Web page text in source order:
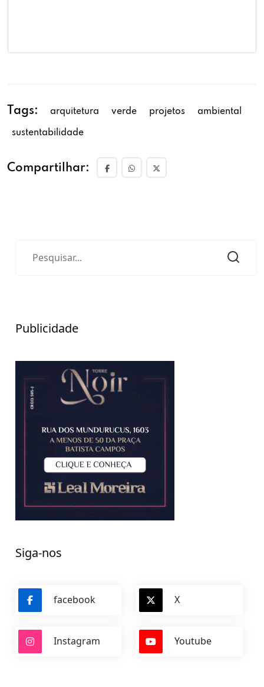
Tags: arquitetura verde projetos ambiental
sustentabilidade
Compartilhar:
Publicidade
Siga-nos
facebook X
Instagram Youtube